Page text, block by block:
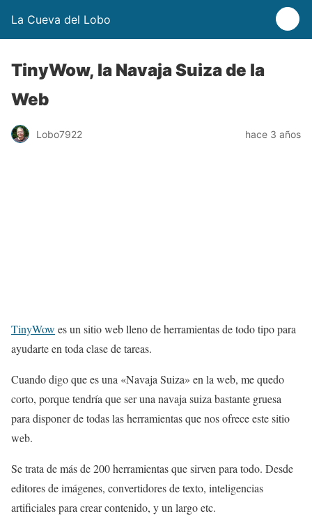
La Cueva del Lobo
TinyWow, la Navaja Suiza de la
Web
Lobo7922 hace 3 años
TinyWow es un sitio web lleno de herramientas de todo tipo para
ayudarte en toda clase de tareas.
Cuando digo que es una «Navaja Suiza» en la web, me quedo
corto, porque tendría que ser una navaja suiza bastante gruesa
para disponer de todas las herramientas que nos ofrece este sitio
web.
Se trata de más de 200 herramientas que sirven para todo. Desde
editores de imágenes, convertidores de texto, inteligencias
artificiales para crear contenido, y un largo etc.